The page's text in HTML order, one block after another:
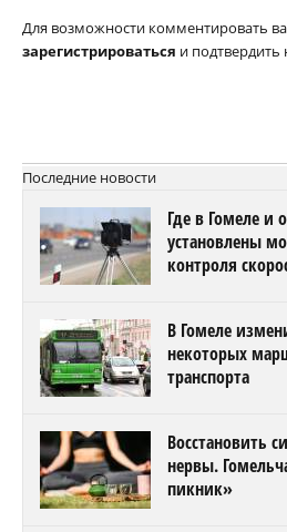
Для возможности комментировать
зарегистрироваться и
Последние новости
Где в Гомеле и
установлены
контроля
В Гомеле
некоторых
транспорта
Восстановить
нервы.
пикник»